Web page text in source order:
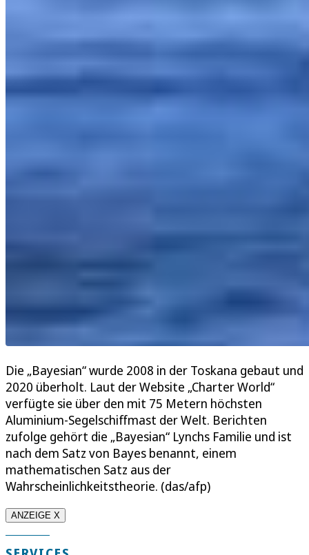
Die „Bayesian“ wurde 2008 in der Toskana gebaut und
2020 überholt. Laut der Website „Charter World“
verfügte sie über den mit 75 Metern höchsten
Aluminium-Segelschiffmast der Welt. Berichten
zufolge gehört die „Bayesian“ Lynchs Familie und ist
nach dem Satz von Bayes benannt, einem
mathematischen Satz aus der
Wahrscheinlichkeitstheorie. (das/afp)
ANZEIGE X